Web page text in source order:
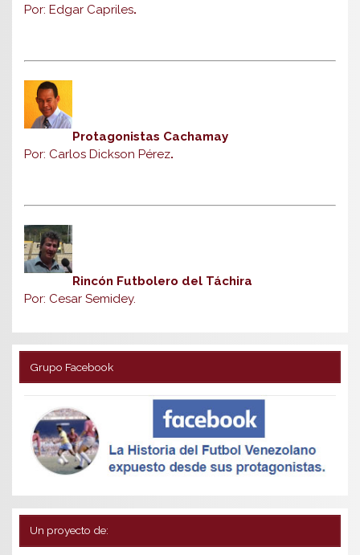
Por: Edgar Capriles.
Protagonistas Cachamay
Por: Carlos Dickson Pérez.
Rincón Futbolero del Táchira
Por: Cesar Semidey.
Grupo Facebook
Un proyecto de: